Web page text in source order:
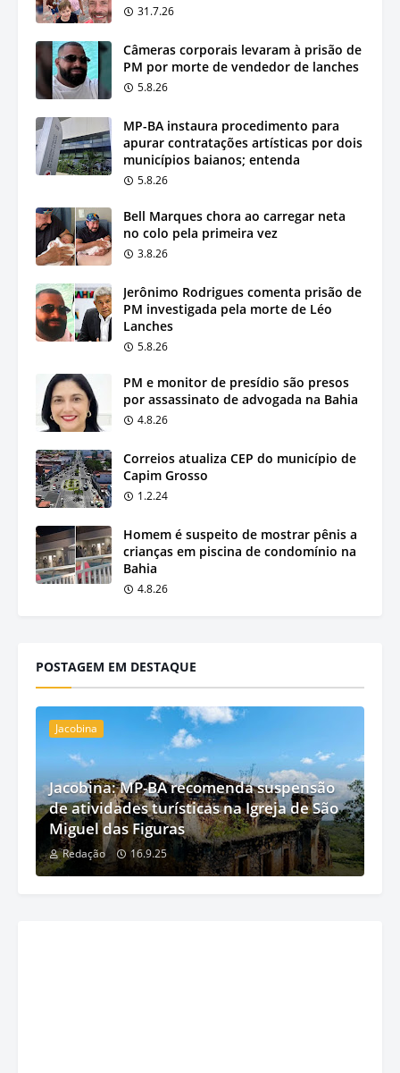
31.7.26
Câmeras corporais levaram à prisão de
PM por morte de vendedor de lanches
5.8.26
MP-BA instaura procedimento para
apurar contratações artísticas por dois
municípios baianos; entenda
5.8.26
Bell Marques chora ao carregar neta
no colo pela primeira vez
3.8.26
Jerônimo Rodrigues comenta prisão de
PM investigada pela morte de Léo
Lanches
5.8.26
PM e monitor de presídio são presos
por assassinato de advogada na Bahia
4.8.26
Correios atualiza CEP do município de
Capim Grosso
1.2.24
Homem é suspeito de mostrar pênis a
crianças em piscina de condomínio na
Bahia
4.8.26
POSTAGEM EM DESTAQUE
Jacobina
Jacobina: MP-BA recomenda suspensão
de atividades turísticas na Igreja de São
Miguel das Figuras
Redação 16.9.25